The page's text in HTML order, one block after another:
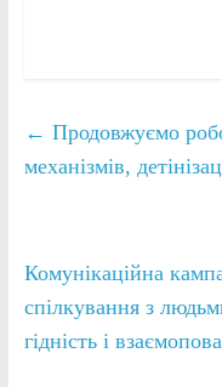
← Продовжуємо
механізмів,
Комунікаційна
спілкування з
гідність і